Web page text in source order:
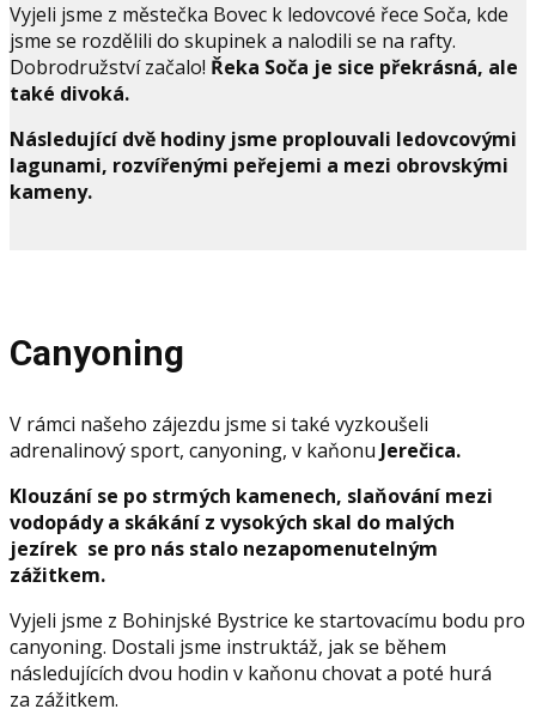
Vyjeli jsme z městečka Bovec k ledovcové řece Soča, kde
jsme se rozdělili do skupinek a nalodili se na rafty.
Dobrodružství začalo! Řeka Soča je sice překrásná, ale
také divoká.
Následující dvě hodiny jsme proplouvali ledovcovými
lagunami, rozvířenými peřejemi a mezi obrovskými
kameny.
Canyoning
V rámci našeho zájezdu jsme si také vyzkoušeli
adrenalinový sport, canyoning, v kaňonu Jerečica.
Klouzání se po strmých kamenech, slaňování mezi
vodopády a skákání z vysokých skal do malých
jezírek se pro nás stalo nezapomenutelným
zážitkem.
Vyjeli jsme z Bohinjské Bystrice ke startovacímu bodu pro
canyoning. Dostali jsme instruktáž, jak se během
následujících dvou hodin v kaňonu chovat a poté hurá
za zážitkem.